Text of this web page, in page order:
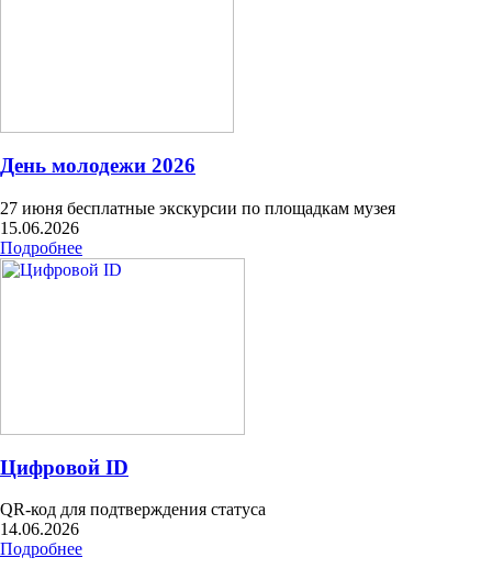
День молодежи 2026
27 июня бесплатные экскурсии по площадкам музея
15.06.2026
Подробнее
Цифровой ID
QR-код для подтверждения статуса
14.06.2026
Подробнее